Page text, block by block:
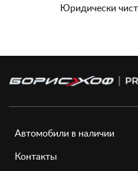
Юридически
Автомобили в наличии
Контакты